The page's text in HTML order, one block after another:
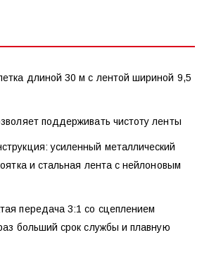
длиной 30 м с лентой шириной 9,5
поддерживать чистоту ленты
усиленный металлический
и стальная лента с нейлоновым
передача 3:1 со сцеплением
больший срок службы и плавную